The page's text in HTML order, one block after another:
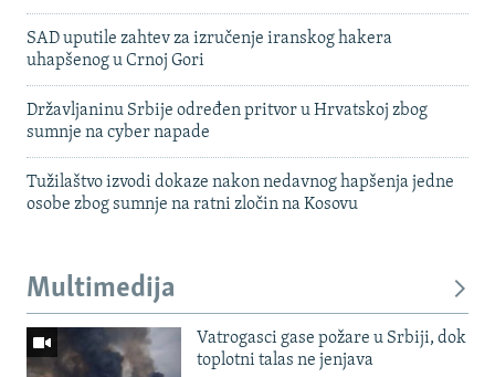
SAD uputile zahtev za izručenje iranskog hakera
uhapšenog u Crnoj Gori
Državljaninu Srbije određen pritvor u Hrvatskoj zbog
sumnje na cyber napade
Tužilaštvo izvodi dokaze nakon nedavnog hapšenja jedne
osobe zbog sumnje na ratni zločin na Kosovu
Multimedija
Vatrogasci gase požare u Srbiji, dok
toplotni talas ne jenjava